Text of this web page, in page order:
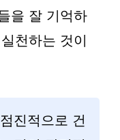
을 잘 기억하
천하는 것이
진적으로 건